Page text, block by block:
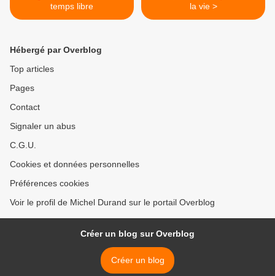
temps libre
la vie >
Hébergé par Overblog
Top articles
Pages
Contact
Signaler un abus
C.G.U.
Cookies et données personnelles
Préférences cookies
Voir le profil de Michel Durand sur le portail Overblog
Créer un blog sur Overblog
Créer un blog